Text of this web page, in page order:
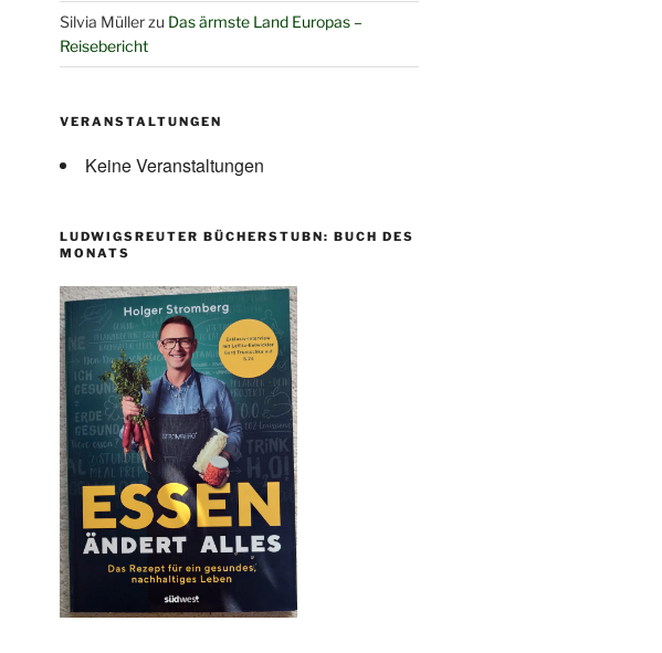
Silvia Müllerzu Das ärmste Land Europas –
Reisebericht
VERANSTALTUNGEN
Keine Veranstaltungen
LUDWIGSREUTER BÜCHERSTUBN: BUCH DES
MONATS